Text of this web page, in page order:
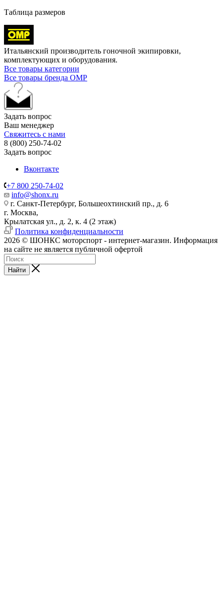
Таблица размеров
Итальянский производитель гоночной экипировки,
комплектующих и оборудования.
Все товары категории
Все товары бренда OMP
Задать вопрос
Ваш менеджер
Свяжитесь с нами
8 (800) 250-74-02
Задать вопрос
Вконтакте
+7 800 250-74-02
info@shonx.ru
г. Санкт-Петербург, Большеохтинский пр., д. 6
г. Москва,
Крылатская ул., д. 2, к. 4 (2 этаж)
Политика конфиденциальности
2026 © ШОНКС моторспорт - интернет-магазин. Информация
на сайте не является публичной офертой
Найти